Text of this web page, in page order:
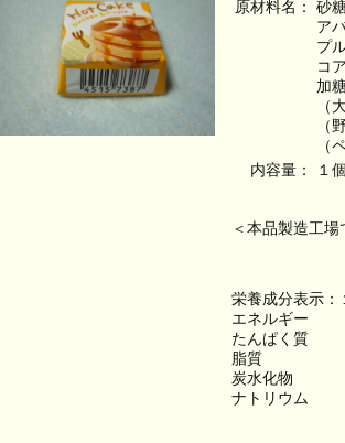
原材料名：
砂
ア
プ
コ
加
（
（
（
内容量：
１
＜本品製造工
栄養成分表示：
エネルギー　
たんぱく質　　
脂質　　　　　
炭水化物　　　
ナトリウム　　